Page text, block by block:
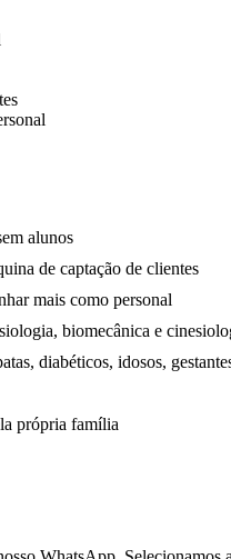
alunos
de captação de clientes
mais como personal
biomecânica e
diabéticos, idosos,
própria família